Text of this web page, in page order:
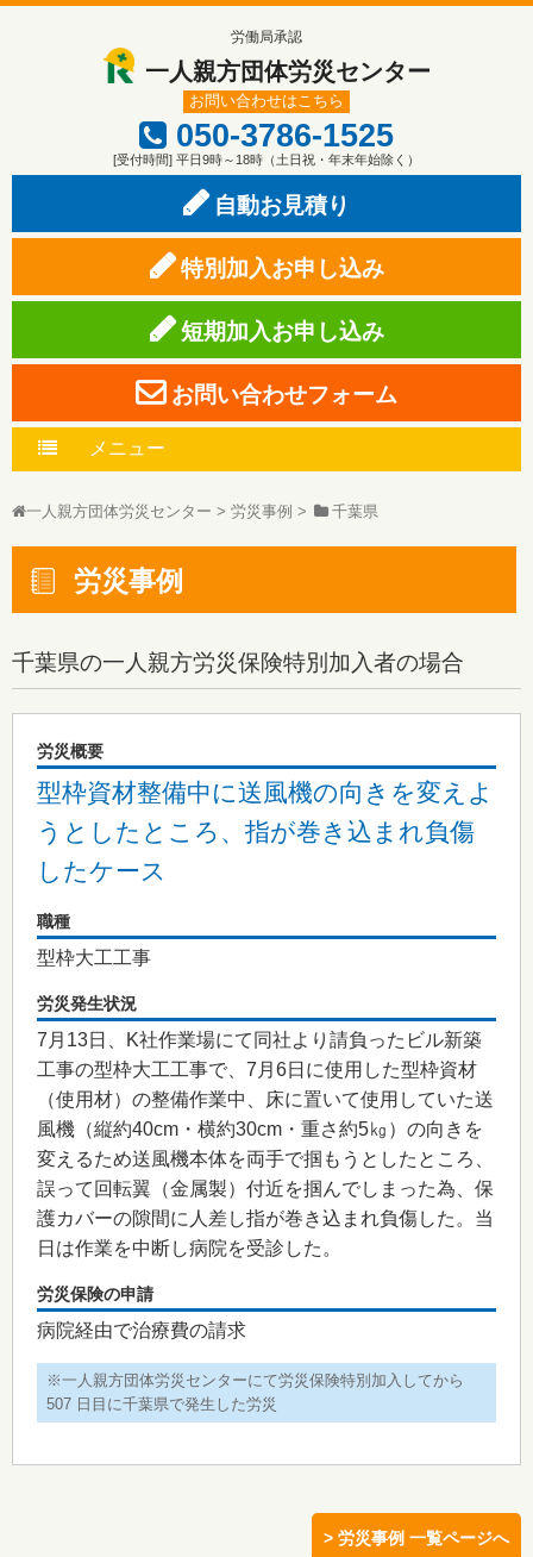
労働局承認
一人親方団体労災センター
お問い合わせはこちら
050-3786-1525
[受付時間] 平日9時～18時（土日祝・年末年始除く）
自動お見積り
特別加入お申し込み
短期加入お申し込み
お問い合わせフォーム
メニュー
一人親方団体労災センター > 労災事例 > 千葉県
労災事例
千葉県の一人親方労災保険特別加入者の場合
労災概要
型枠資材整備中に送風機の向きを変えよ
うとしたところ、指が巻き込まれ負傷
したケース
職種
型枠大工工事
労災発生状況
7月13日、K社作業場にて同社より請負ったビル新築
工事の型枠大工工事で、7月6日に使用した型枠資材
（使用材）の整備作業中、床に置いて使用していた送
風機（縦約40cm・横約30cm・重さ約5㎏）の向きを
変えるため送風機本体を両手で掴もうとしたところ、
誤って回転翼（金属製）付近を掴んでしまった為、保
護カバーの隙間に人差し指が巻き込まれ負傷した。当
日は作業を中断し病院を受診した。
労災保険の申請
病院経由で治療費の請求
※一人親方団体労災センターにて労災保険特別加入してから
507 日目に千葉県で発生した労災
> 労災事例 一覧ページへ